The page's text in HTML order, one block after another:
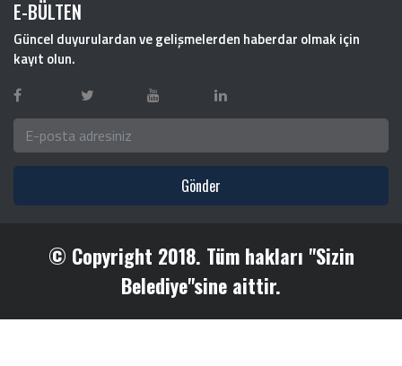
E-BÜLTEN
Güncel duyurulardan ve gelişmelerden haberdar olmak için
kayıt olun.
Gönder
© Copyright 2018. Tüm hakları "Sizin
Belediye"sine aittir.